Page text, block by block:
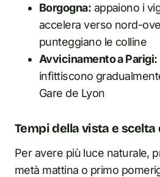
Borgogna: appaiono i
accelera verso nord-
punteggiano le colline
Avvicinamento a Parigi:
infittiscono
Gare de Lyon
Tempi della vista e scelta
Per avere più luce naturale,
metà mattina o primo